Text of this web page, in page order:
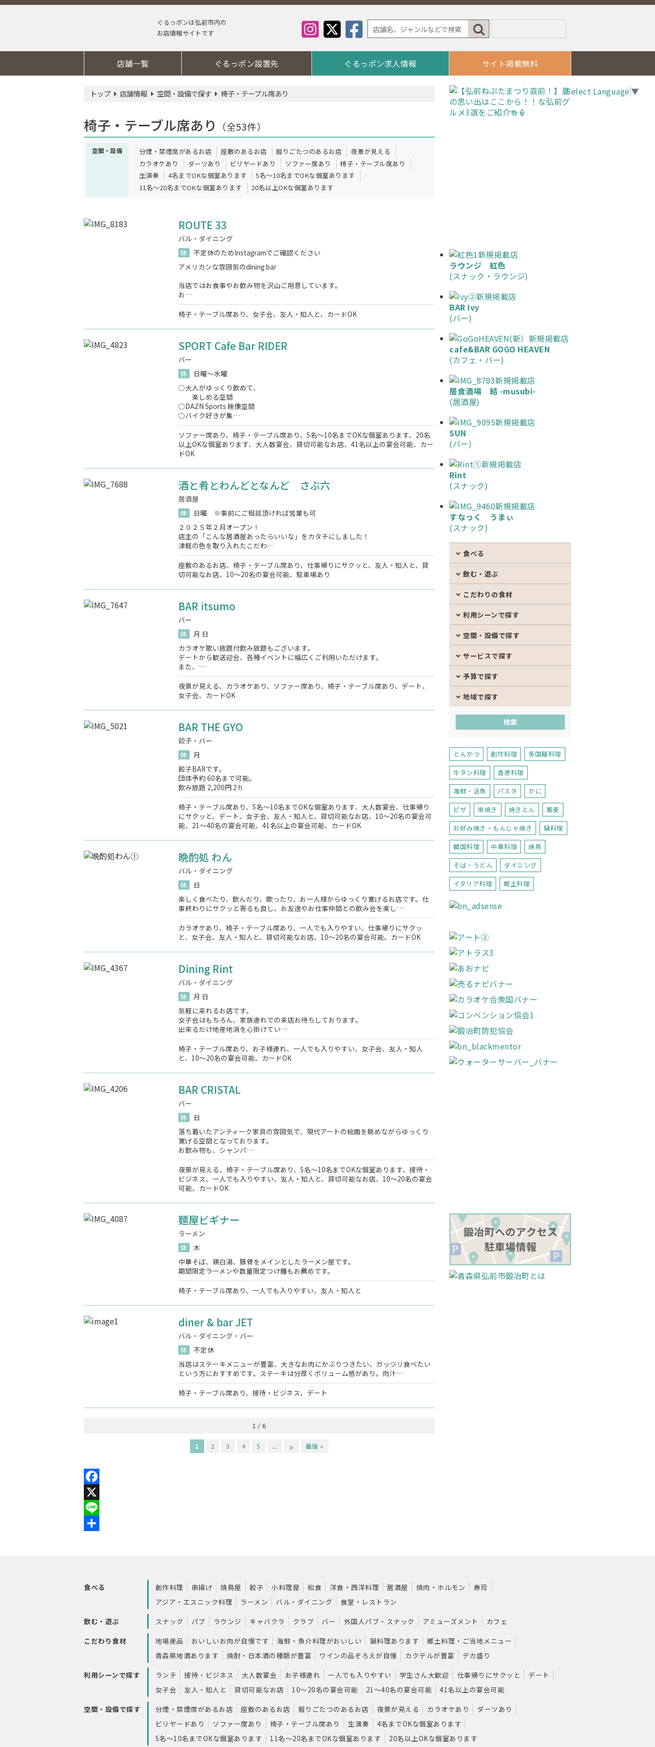
ぐるっポンは弘前市内の
お店情報サイトです
Select Language▼
店舗一覧 ぐるっポン設置先 ぐるっポン求人情報 サイト掲載無料
トップ 店舗情報 空間・設備で探す 椅子・テーブル席あり
椅子・テーブル席あり （全53件）
空間・設備 分煙・禁煙席があるお店 座敷のあるお店 掘りごたつのあるお店
夜景が見える
カラオケあり
ダーツあり ビリヤードあり ソファー席あり
椅子・テーブル席あり
生演奏
4名までOKな個室あります
5名～10名までOKな個室あります
11名～20名までOKな個室あります
20名以上OKな個室あります
ROUTE 33
バル・ダイニング
休
不定休のためInstagramでご確認ください
アメリカンな雰囲気のdining bar
当店ではお食事やお飲み物を沢山ご用意しています。
お…
椅子・テーブル席あり、女子会、友人・知人と、カードOK
SPORT Cafe Bar RIDER
バー
休
日曜～水曜
○大人がゆっくり飲めて、
楽しめる空間
○DAZN Sports 映像空間
○バイク好きが集…
ソファー席あり、椅子・テーブル席あり、5名～10名までOKな個室あります、20名
以上OKな個室あります、大人数宴会、貸切可能なお店、41名以上の宴会可能、カー
ドOK
酒と肴とわんどとなんど さぶ六
居酒屋
休
日曜 ※事前にご相談頂ければ営業も可
２０２５年２月オープン！
店主の「こんな居酒屋あったらいいな」をカタチにしました！
津軽の色を取り入れたこだわ…
座敷のあるお店、椅子・テーブル席あり、仕事帰りにサクッと、友人・知人と、貸
切可能なお店、10～20名の宴会可能、駐車場あり
BAR itsumo
バー
休
月 日
カラオケ歌い放題付飲み放題もございます。
デートから歓送迎会、各種イベントに幅広くご利用いただけます。
また、…
夜景が見える、カラオケあり、ソファー席あり、椅子・テーブル席あり、デート、
女子会、カードOK
BAR THE GYO
餃子・バー
休
月
餃子BARです。
団体予約 60名まで可能。
飲み放題 2,200円 2ｈ
椅子・テーブル席あり、5名～10名までOKな個室あります、大人数宴会、仕事帰り
にサクッと、デート、女子会、友人・知人と、貸切可能なお店、10～20名の宴会可
能、21～40名の宴会可能、41名以上の宴会可能、カードOK
晩酌処 わん
バル・ダイニング
休
日
楽しく食べたり、飲んだり、歌ったり、お一人様からゆっくり寛げるお店です。仕
事終わりにサクッと寄るも良し、お友達やお仕事仲間との飲み会を楽し…
カラオケあり、椅子・テーブル席あり、一人でも入りやすい、仕事帰りにサクッ
と、女子会、友人・知人と、貸切可能なお店、10～20名の宴会可能、カードOK
Dining Rint
バル・ダイニング
休
月 日
気軽に来れるお店です。
女子会はもちろん、家族連れでの来店お待ちしております。
出来るだけ地産地消を心掛けてい…
椅子・テーブル席あり、お子様連れ、一人でも入りやすい、女子会、友人・知人
と、10～20名の宴会可能、カードOK
BAR CRISTAL
バー
休
日
落ち着いたアンティーク家具の雰囲気で、現代アートの絵画を眺めながらゆっくり
寛げる空間となっております。
お飲み物も、シャンパ…
夜景が見える、椅子・テーブル席あり、5名～10名までOKな個室あります、接待・
ビジネス、一人でも入りやすい、友人・知人と、貸切可能なお店、10～20名の宴会
可能、カードOK
麵屋ビギナー
ラーメン
休
木
中華そば、鶏白湯、豚骨をメインとしたラーメン屋です。
期間限定ラーメンや数量限定つけ麺もお薦めです。
椅子・テーブル席あり、一人でも入りやすい、友人・知人と
diner & bar JET
バル・ダイニング・バー
休
不定休
当店はステーキメニューが豊富、大きなお肉にかぶりつきたい、ガッツリ食べたい
という方におすすめです。ステーキは分厚くボリューム感があり。肉汁…
椅子・テーブル席あり、接待・ビジネス、デート
1 / 6
1 2 3 4 5 ... » 最後 »
新規掲載店
ラウンジ 紅色
(スナック・ラウンジ)
新規掲載店
BAR Ivy
(バー)
新規掲載店
cafe&BAR GOGO HEAVEN
(カフェ・バー)
新規掲載店
居食酒場 結 -musubi-
(居酒屋)
新規掲載店
SUN
(バー)
新規掲載店
Rint
(スナック)
新規掲載店
すなっく うまぃ
(スナック)
食べる
飲む・遊ぶ
こだわりの食材
利用シーンで探す
空間・設備で探す
サービスで探す
予算で探す
地域で探す
とんかつ 創作料理
多国籍料理
牛タン料理
香港料理
海鮮・活魚
パスタ
かに
ピザ
串焼き 焼きとん
蕎麦
お好み焼き・もんじゃ焼き
鍋料理
韓国料理
中華料理
焼鳥
そば・うどん
ダイニング
イタリア料理
郷土料理
食べる 創作料理 串揚げ 焼鳥屋 餃子 小料理屋 和食 洋食・西洋料理 居酒屋 焼肉・ホルモン
寿司
アジア・エスニック料理
ラーメン バル・ダイニング
食堂・レストラン
飲む・遊ぶ
スナック パブ ラウンジ キャバクラ クラブ バー 外国人パブ・スナック アミューズメント
カフェ
こだわり食材
地場産品 おいしいお肉が自慢です 海鮮・魚介料理がおいしい 鍋料理あります
郷土料理・ご当地メニュー
青森県地酒あります
焼酎・日本酒の種類が豊富 ワインの品ぞろえが自慢 カクテルが豊富
デカ盛り
利用シーンで探す
ランチ 接待・ビジネス 大人数宴会 お子様連れ 一人でも入りやすい 学生さん大歓迎 仕事帰りにサクッと
デート
女子会
友人・知人と 貸切可能なお店 10～20名の宴会可能 21～40名の宴会可能
41名以上の宴会可能
空間・設備で探す
分煙・禁煙席があるお店 座敷のあるお店 掘りごたつのあるお店 夜景が見える カラオケあり
ダーツあり
ビリヤードあり
ソファー席あり 椅子・テーブル席あり 生演奏
4名までOKな個室あります
5名～10名までOKな個室あります
11名～20名までOKな個室あります 20名以上OKな個室あります